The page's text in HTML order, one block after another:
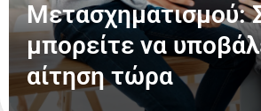
Μετασχηματισμού:
μπορείτε να
αίτηση τώρα